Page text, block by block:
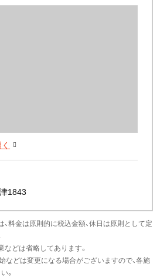
1843
料金は原則的に税込金額、休日は原則として定
などは省略してあります。
始などは変更になる場合がございますので、各施
。